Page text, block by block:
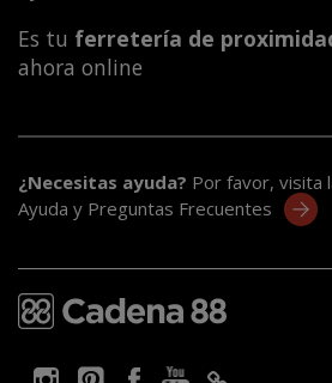
Es tu ferretería de
ahora online
¿Necesitas ayuda? Por favor, visita
Ayuda y Preguntas Frecuentes